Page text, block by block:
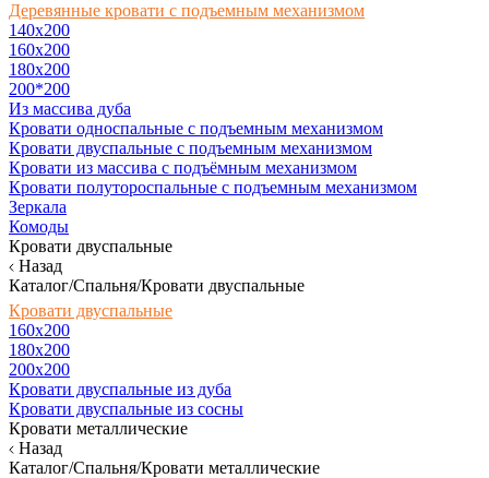
Деревянные кровати с подъемным механизмом
140x200
160х200
180х200
200*200
Из массива дуба
Кровати односпальные с подъемным механизмом
Кровати двуспальные с подъемным механизмом
Кровати из массива с подъёмным механизмом
Кровати полутороспальные с подъемным механизмом
Зеркала
Комоды
Кровати двуспальные
Назад
Каталог/Спальня/Кровати двуспальные
Кровати двуспальные
160х200
180x200
200x200
Кровати двуспальные из дуба
Кровати двуспальные из сосны
Кровати металлические
Назад
Каталог/Спальня/Кровати металлические